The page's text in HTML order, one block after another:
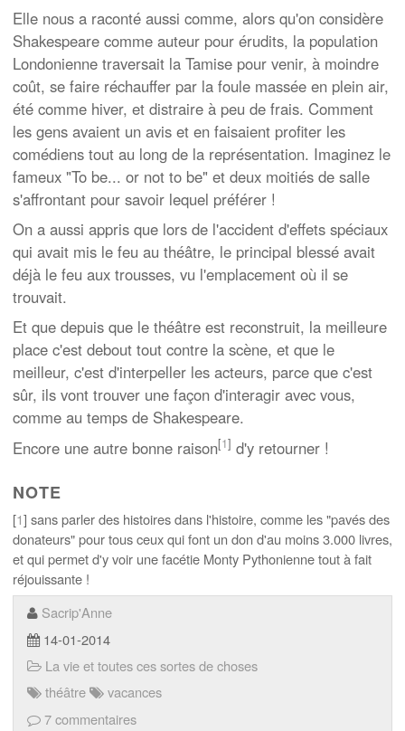
Elle nous a raconté aussi comme, alors qu'on considère
Shakespeare comme auteur pour érudits, la population
Londonienne traversait la Tamise pour venir, à moindre
coût, se faire réchauffer par la foule massée en plein air,
été comme hiver, et distraire à peu de frais. Comment
les gens avaient un avis et en faisaient profiter les
comédiens tout au long de la représentation. Imaginez le
fameux "To be... or not to be" et deux moitiés de salle
s'affrontant pour savoir lequel préférer !
On a aussi appris que lors de l'accident d'effets spéciaux
qui avait mis le feu au théâtre, le principal blessé avait
déjà le feu aux trousses, vu l'emplacement où il se
trouvait.
Et que depuis que le théâtre est reconstruit, la meilleure
place c'est debout tout contre la scène, et que le
meilleur, c'est d'interpeller les acteurs, parce que c'est
sûr, ils vont trouver une façon d'interagir avec vous,
comme au temps de Shakespeare.
Encore une autre bonne raison[1] d'y retourner !
NOTE
[1] sans parler des histoires dans l'histoire, comme les "pavés des
donateurs" pour tous ceux qui font un don d'au moins 3.000 livres,
et qui permet d'y voir une facétie Monty Pythonienne tout à fait
réjouissante !
Sacrip'Anne
14-01-2014
La vie et toutes ces sortes de choses
théâtre
vacances
7 commentaires